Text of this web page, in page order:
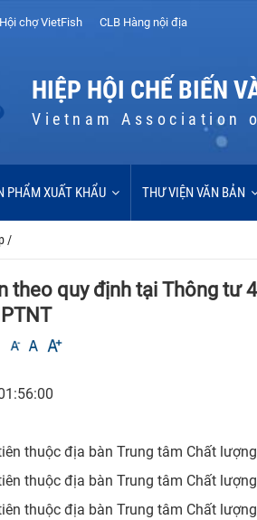
Hội chợ VietFish CLB Hàng nội địa
HIỆP HỘI CHẾ BIẾN
Vietnam Association
PHẨM XUẤT KHẨU THƯ VIỆN VĂN BẢN
/
theo quy định tại Thông tư
thuộc địa bàn Trung tâm Chất
thuộc địa bàn Trung tâm Chất
thuộc địa bàn Trung tâm Chất